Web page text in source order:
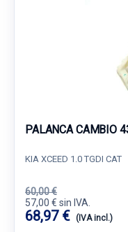
PALANCA CAMBIO
KIA XCEED 1.0 TGDI CAT
60,00 €
57,00 € sin IVA.
68,97 € (IVA incl.)